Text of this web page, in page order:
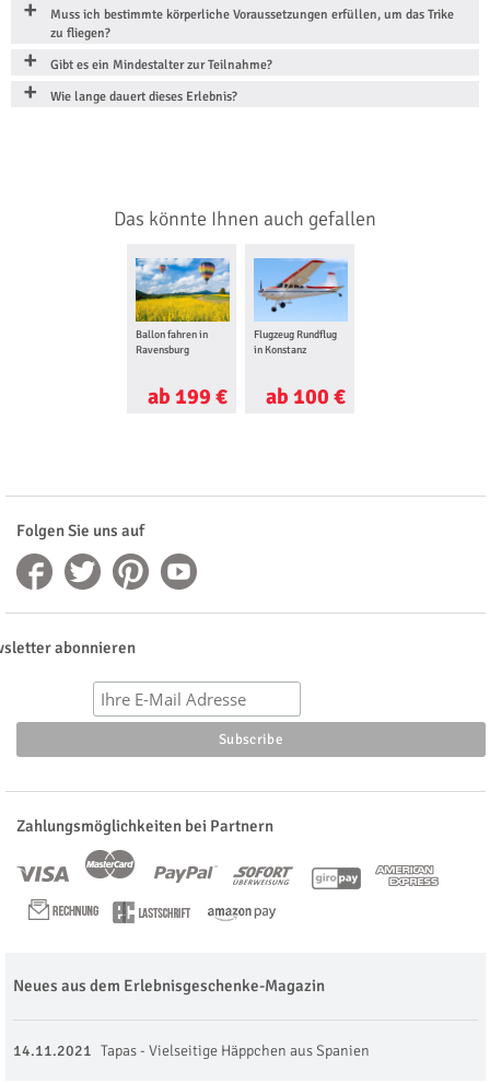
Muss ich bestimmte körperliche Voraussetzungen erfüllen, um das Trike
zu fliegen?
Gibt es ein Mindestalter zur Teilnahme?
Wie lange dauert dieses Erlebnis?
Das könnte Ihnen auch gefallen
Ballon fahren in
Ravensburg
ab 199 €
Flugzeug Rundflug
in Konstanz
ab 100 €
Folgen Sie uns auf
abonnieren
Zahlungsmöglichkeiten bei Partnern
Neues aus dem Erlebnisgeschenke-Magazin
14.11.2021 Tapas - Vielseitige Häppchen aus Spanien